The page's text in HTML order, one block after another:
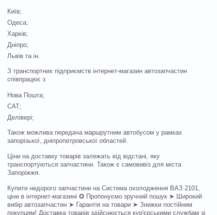
Київ;
Одеса;
Харків;
Дніпро;
Львів та ін.
З транспортних підприємств інтернет-магазин автозапчастин
співпрацює з
Нова Пошта;
САТ;
Делівері;
Також можлива передача маршрутним автобусом у рамках
запорізької, дніпропетровської областей.
Ціни на доставку товарів залежать від відстані, яку
транспортуються запчастини. Також є самовивіз для міста
Запоріжжя.
Купити недорого запчастини на Система охолодження ВАЗ 2101,
ціни в інтернет-магазині ✪ Пропонуємо зручний пошук ➤ Широкий
вибір автозапчастин ➤ Гарантія на товари ➤ Знижки постійним
покупцям! Доставка товарів здійснюється кур'єрськими службам зі